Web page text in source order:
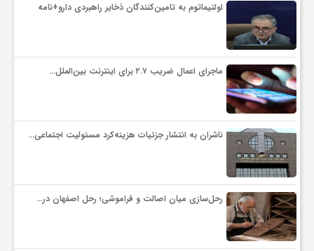
اولتیماتوم به تامین‌کنندگان ذخایر راهبردی دارو+نامه
ماجرای اعمال ضریب ۲.۷ برای اینترنت بین‌الملل…
ناشران به انتشار جزئیات هزینه‌کرد مسئولیت اجتماعی…
رحل‌سازی میان اصالت و فراموشی؛ رحل اصفهان در…